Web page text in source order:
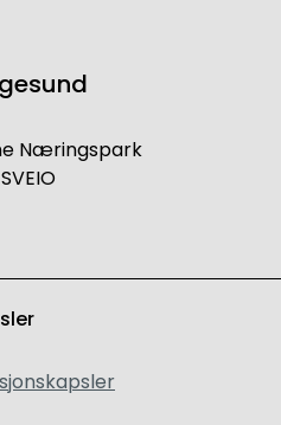
Næringspark